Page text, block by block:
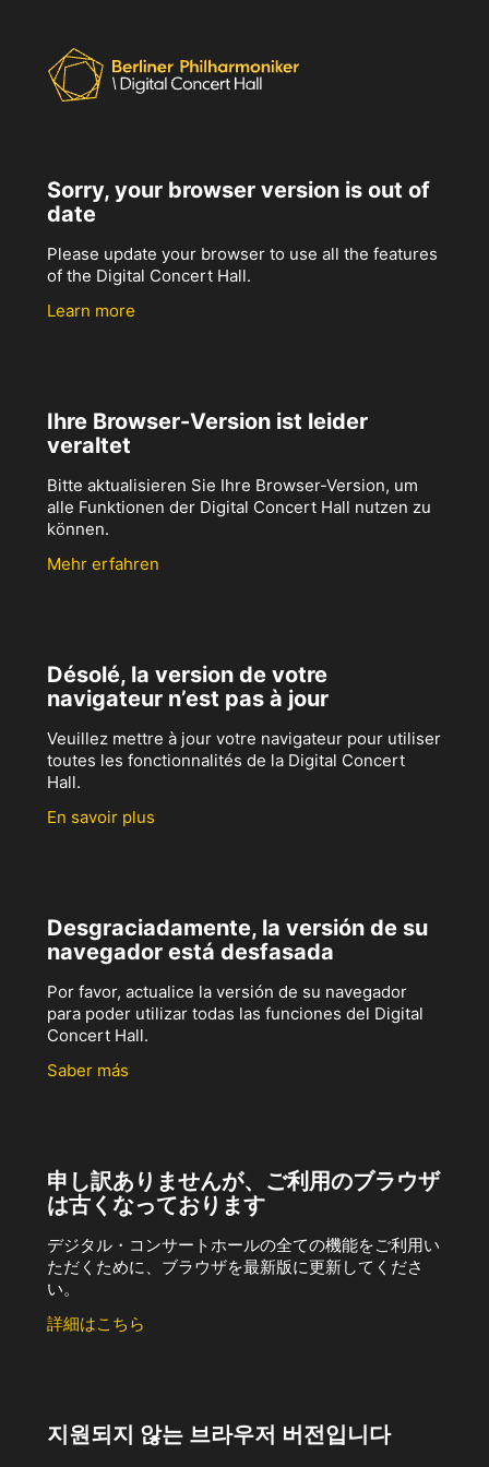
Sorry, your browser version is out of
date
Please update your browser to use all the features
of the Digital Concert Hall.
Learn more
Ihre Browser-Version ist leider
veraltet
Bitte aktualisieren Sie Ihre Browser-Version, um
alle Funktionen der Digital Concert Hall nutzen zu
können.
Mehr erfahren
Désolé, la version de votre
navigateur n’est pas à jour
Veuillez mettre à jour votre navigateur pour utiliser
toutes les fonctionnalités de la Digital Concert
Hall.
En savoir plus
Desgraciadamente, la versión de su
navegador está desfasada
Por favor, actualice la versión de su navegador
para poder utilizar todas las funciones del Digital
Concert Hall.
Saber más
申し訳ありませんが、ご利用のブラウザ
は古くなっております
デジタル・コンサートホールの全ての機能をご利用い
ただくために、ブラウザを最新版に更新してくださ
い。
詳細はこちら
지원되지 않는 브라우저 버전입니다